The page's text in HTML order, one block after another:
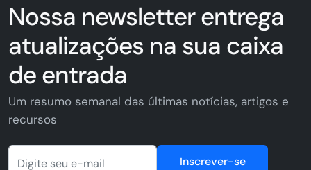
Nossa newsletter entrega
atualizações na sua caixa
de entrada
Um resumo semanal das últimas notícias, artigos e
recursos
Inscrever-se